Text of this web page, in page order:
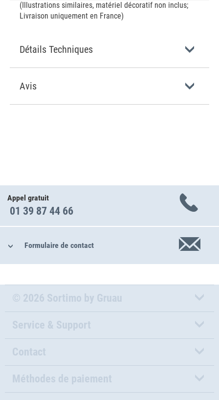
(Illustrations similaires, matériel décoratif non inclus;
Livraison uniquement en France)
Détails Techniques
Avis
Appel gratuit
01 39 87 44 66
Formulaire de contact
© 2026 Sortimo by Gruau
Service & Support
Contact
Méthodes de paiement